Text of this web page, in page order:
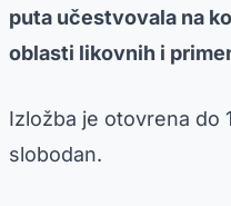
puta učestvovala na
oblasti likovnih i
Izložba je otovrena do
slobodan.